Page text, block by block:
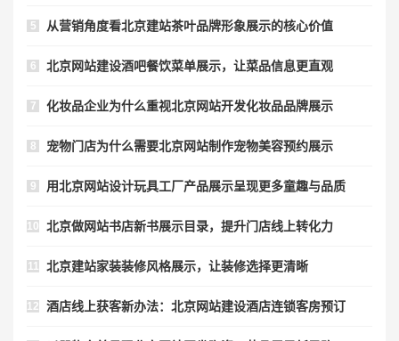
5 从营销角度看北京建站茶叶品牌形象展示的核心价值
6 北京网站建设酒吧餐饮菜单展示，让菜品信息更直观
7 化妆品企业为什么重视北京网站开发化妆品品牌展示
8 宠物门店为什么需要北京网站制作宠物美容预约展示
9 用北京网站设计玩具工厂产品展示呈现更多童趣与品质
10 北京做网站书店新书展示目录，提升门店线上转化力
11 北京建站家装装修风格展示，让装修选择更清晰
12 酒店线上获客新办法：北京网站建设酒店连锁客房预订